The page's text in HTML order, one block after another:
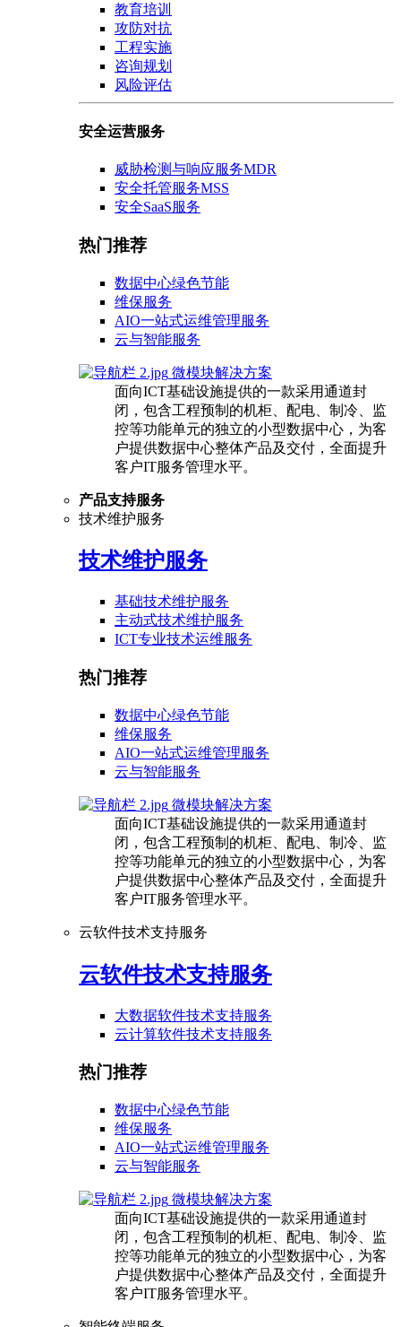
教育培训
攻防对抗
工程实施
咨询规划
风险评估
安全运营服务
威胁检测与响应服务MDR
安全托管服务MSS
安全SaaS服务
热门推荐
数据中心绿色节能
维保服务
AIO一站式运维管理服务
云与智能服务
微模块解决方案
面向ICT基础设施提供的一款采用通道封
闭，包含工程预制的机柜、配电、制冷、监
控等功能单元的独立的小型数据中心，为客
户提供数据中心整体产品及交付，全面提升
客户IT服务管理水平。
产品支持服务
技术维护服务
技术维护服务
基础技术维护服务
主动式技术维护服务
ICT专业技术运维服务
热门推荐
数据中心绿色节能
维保服务
AIO一站式运维管理服务
云与智能服务
微模块解决方案
面向ICT基础设施提供的一款采用通道封
闭，包含工程预制的机柜、配电、制冷、监
控等功能单元的独立的小型数据中心，为客
户提供数据中心整体产品及交付，全面提升
客户IT服务管理水平。
云软件技术支持服务
云软件技术支持服务
大数据软件技术支持服务
云计算软件技术支持服务
热门推荐
数据中心绿色节能
维保服务
AIO一站式运维管理服务
云与智能服务
微模块解决方案
面向ICT基础设施提供的一款采用通道封
闭，包含工程预制的机柜、配电、制冷、监
控等功能单元的独立的小型数据中心，为客
户提供数据中心整体产品及交付，全面提升
客户IT服务管理水平。